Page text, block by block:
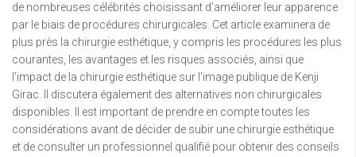
de nombreuses célébrités choisissant d’améliorer leur apparence
par le biais de procédures chirurgicales. Cet article examinera de
plus près la chirurgie esthétique, y compris les procédures les plus
courantes, les avantages et les risques associés, ainsi que
l’impact de la chirurgie esthétique sur l’image publique de Kenji
Girac. Il discutera également des alternatives non chirurgicales
disponibles. Il est important de prendre en compte toutes les
considérations avant de décider de subir une chirurgie esthétique
et de consulter un professionnel qualifié pour obtenir des conseils